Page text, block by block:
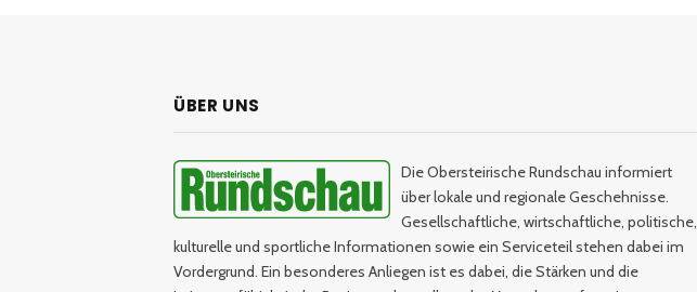
ÜBER UNS
Die Obersteirische Rundschau informiert
über lokale und regionale Geschehnisse.
Gesellschaftliche, wirtschaftliche, politische,
kulturelle und sportliche Informationen sowie ein Serviceteil stehen dabei im
Vordergrund. Ein besonderes Anliegen ist es dabei, die Stärken und die